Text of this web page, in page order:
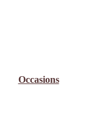
Occasions